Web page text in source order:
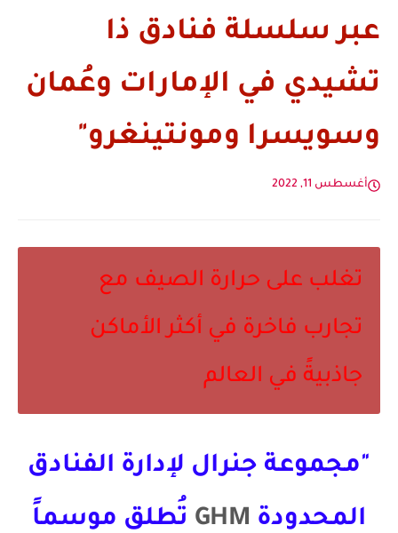
عبر سلسلة فنادق ذا
تشيدي في الإمارات وعُمان
وسويسرا ومونتينغرو"
أغسطس 11, 2022
تغلب على حرارة الصيف مع
تجارب فاخرة في أكثر الأماكن
جاذبيةً في العالم
"مجموعة جنرال لإدارة الفنادق
المحدودة GHM تُطلق موسماً